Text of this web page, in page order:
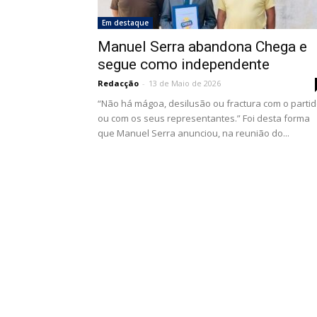
Em destaque
Manuel Serra abandona Chega e
segue como independente
Redacção - 13 de Maio de 2026
“Não há mágoa, desilusão ou fractura com o
ou com os seus representantes.” Foi desta forma
que Manuel Serra anunciou, na reunião do...